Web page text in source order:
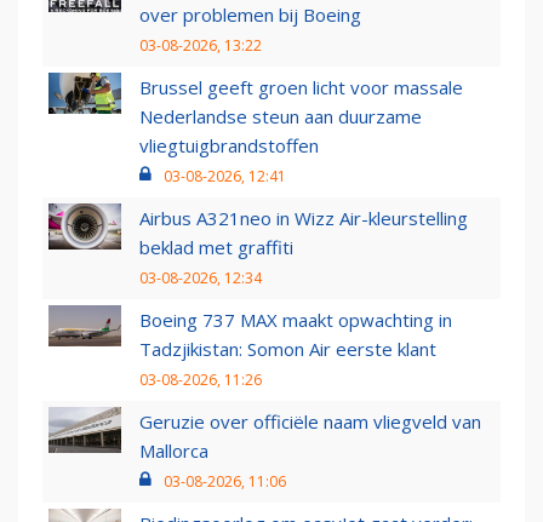
over problemen bij Boeing
03-08-2026, 13:22
Brussel geeft groen licht voor massale
Nederlandse steun aan duurzame
vliegtuigbrandstoffen
03-08-2026, 12:41
Airbus A321neo in Wizz Air-kleurstelling
beklad met graffiti
03-08-2026, 12:34
Boeing 737 MAX maakt opwachting in
Tadzjikistan: Somon Air eerste klant
03-08-2026, 11:26
Geruzie over officiële naam vliegveld van
Mallorca
03-08-2026, 11:06